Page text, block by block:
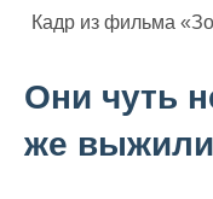
Кадр из фильма
Они чуть
же